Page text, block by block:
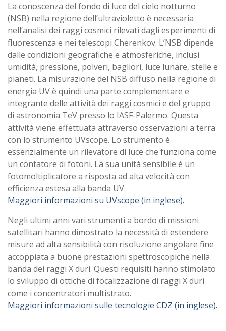
La conoscenza del fondo di luce del cielo notturno
(NSB) nella regione dell’ultravioletto è necessaria
nell’analisi dei raggi cosmici rilevati dagli esperimenti di
fluorescenza e nei telescopi Cherenkov. L’NSB dipende
dalle condizioni geografiche e atmosferiche, inclusi
umidità, pressione, polveri, bagliori, luce lunare, stelle e
pianeti. La misurazione del NSB diffuso nella regione di
energia UV è quindi una parte complementare e
integrante delle attività dei raggi cosmici e del gruppo
di astronomia TeV presso lo IASF-Palermo. Questa
attività viene effettuata attraverso osservazioni a terra
con lo strumento UVscope. Lo strumento è
essenzialmente un rilevatore di luce che funziona come
un contatore di fotoni. La sua unità sensibile è un
fotomoltiplicatore a risposta ad alta velocità con
efficienza estesa alla banda UV.
Maggiori informazioni su UVscope (in inglese).
Negli ultimi anni vari strumenti a bordo di missioni
satellitari hanno dimostrato la necessità di estendere
misure ad alta sensibilità con risoluzione angolare fine
accoppiata a buone prestazioni spettroscopiche nella
banda dei raggi X duri. Questi requisiti hanno stimolato
lo sviluppo di ottiche di focalizzazione di raggi X duri
come i concentratori multistrato.
Maggiori informazioni sulle tecnologie CDZ (in inglese).